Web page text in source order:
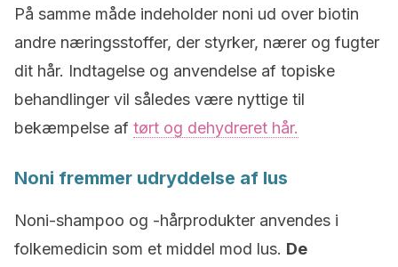
På samme måde indeholder noni ud over biotin
andre næringsstoffer, der styrker, nærer og fugter
dit hår. Indtagelse og anvendelse af topiske
behandlinger vil således være nyttige til
bekæmpelse af tørt og dehydreret hår.
Noni fremmer udryddelse af lus
Noni-shampoo og -hårprodukter anvendes i
folkemedicin som et middel mod lus. De